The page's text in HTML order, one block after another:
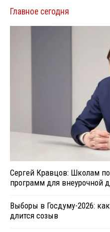
Главное сегодня
Сергей Кравцов: Школам
программ для внеурочной
Выборы в Госдуму-2026:
длится созыв